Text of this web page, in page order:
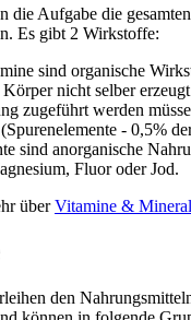
die Aufgabe die
Es gibt 2 Wirkstoffe:
sind organische
nicht selber
zugeführt werden
(Spurenelemente - 0,5%
sind anorganische
Fluor oder Jod.
überVitamine &
den